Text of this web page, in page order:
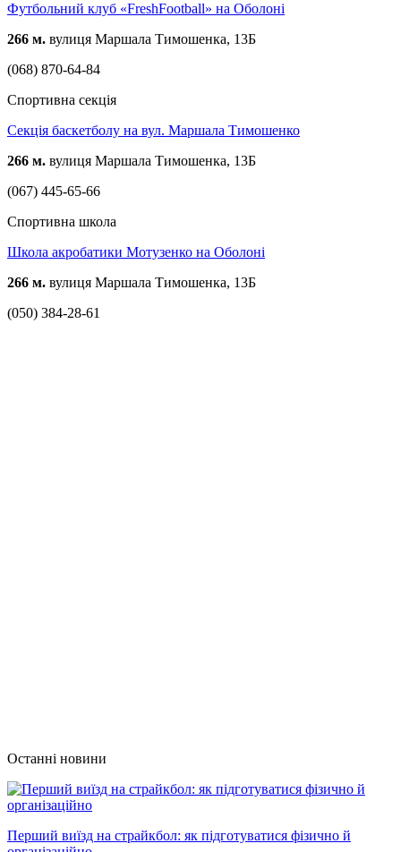
Футбольний клуб «FreshFootball» на Оболоні
266 м. вулиця Маршала Тимошенка, 13Б
(068) 870-64-84
Спортивна секція
Секція баскетболу на вул. Маршала Тимошенко
266 м. вулиця Маршала Тимошенка, 13Б
(067) 445-65-66
Спортивна школа
Школа акробатики Мотузенко на Оболоні
266 м. вулиця Маршала Тимошенка, 13Б
(050) 384-28-61
Останні новини
Перший виїзд на страйкбол: як підготуватися фізично й